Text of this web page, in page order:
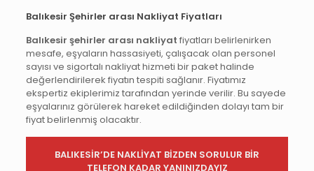
Balıkesir Şehirler arası Nakliyat Fiyatları
Balıkesir şehirler arası nakliyat fiyatları belirlenirken
mesafe, eşyaların hassasiyeti, çalışacak olan personel
sayısı ve sigortalı nakliyat hizmeti bir paket halinde
değerlendirilerek fiyatın tespiti sağlanır. Fiyatımız
ekspertiz ekiplerimiz tarafından yerinde verilir. Bu sayede
eşyalarınız görülerek hareket edildiğinden dolayı tam bir
fiyat belirlenmiş olacaktır.
BALIKESİR’DE NAKLİYAT BİZDEN SORULUR BİR
TELEFON KADAR YANINIZDAYIZ